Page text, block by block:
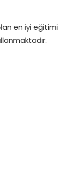
en iyi eğitimi